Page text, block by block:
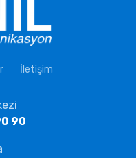
İletişim
90